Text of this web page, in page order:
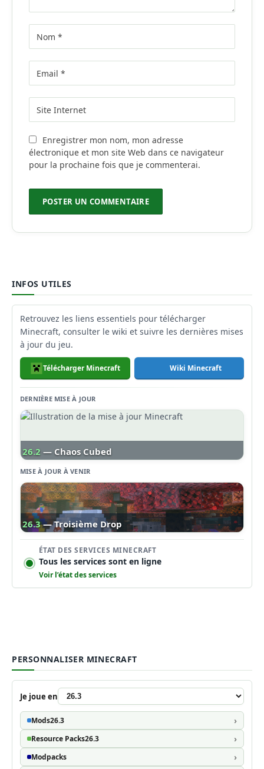
Enregistrer mon nom, mon adresse
électronique et mon site Web dans ce navigateur
pour la prochaine fois que je commenterai.
INFOS UTILES
Retrouvez les liens essentiels pour télécharger
Minecraft, consulter le wiki et suivre les dernières mises
à jour du jeu.
Télécharger Minecraft Wiki Minecraft
DERNIÈRE MISE À JOUR
26.2 — Chaos Cubed
MISE À JOUR À VENIR
26.3 — Troisième Drop
ÉTAT DES SERVICES MINECRAFT
Tous les services sont en ligne
Voir l’état des services
PERSONNALISER MINECRAFT
Je joue en
Mods26.3
Resource Packs26.3
Modpacks